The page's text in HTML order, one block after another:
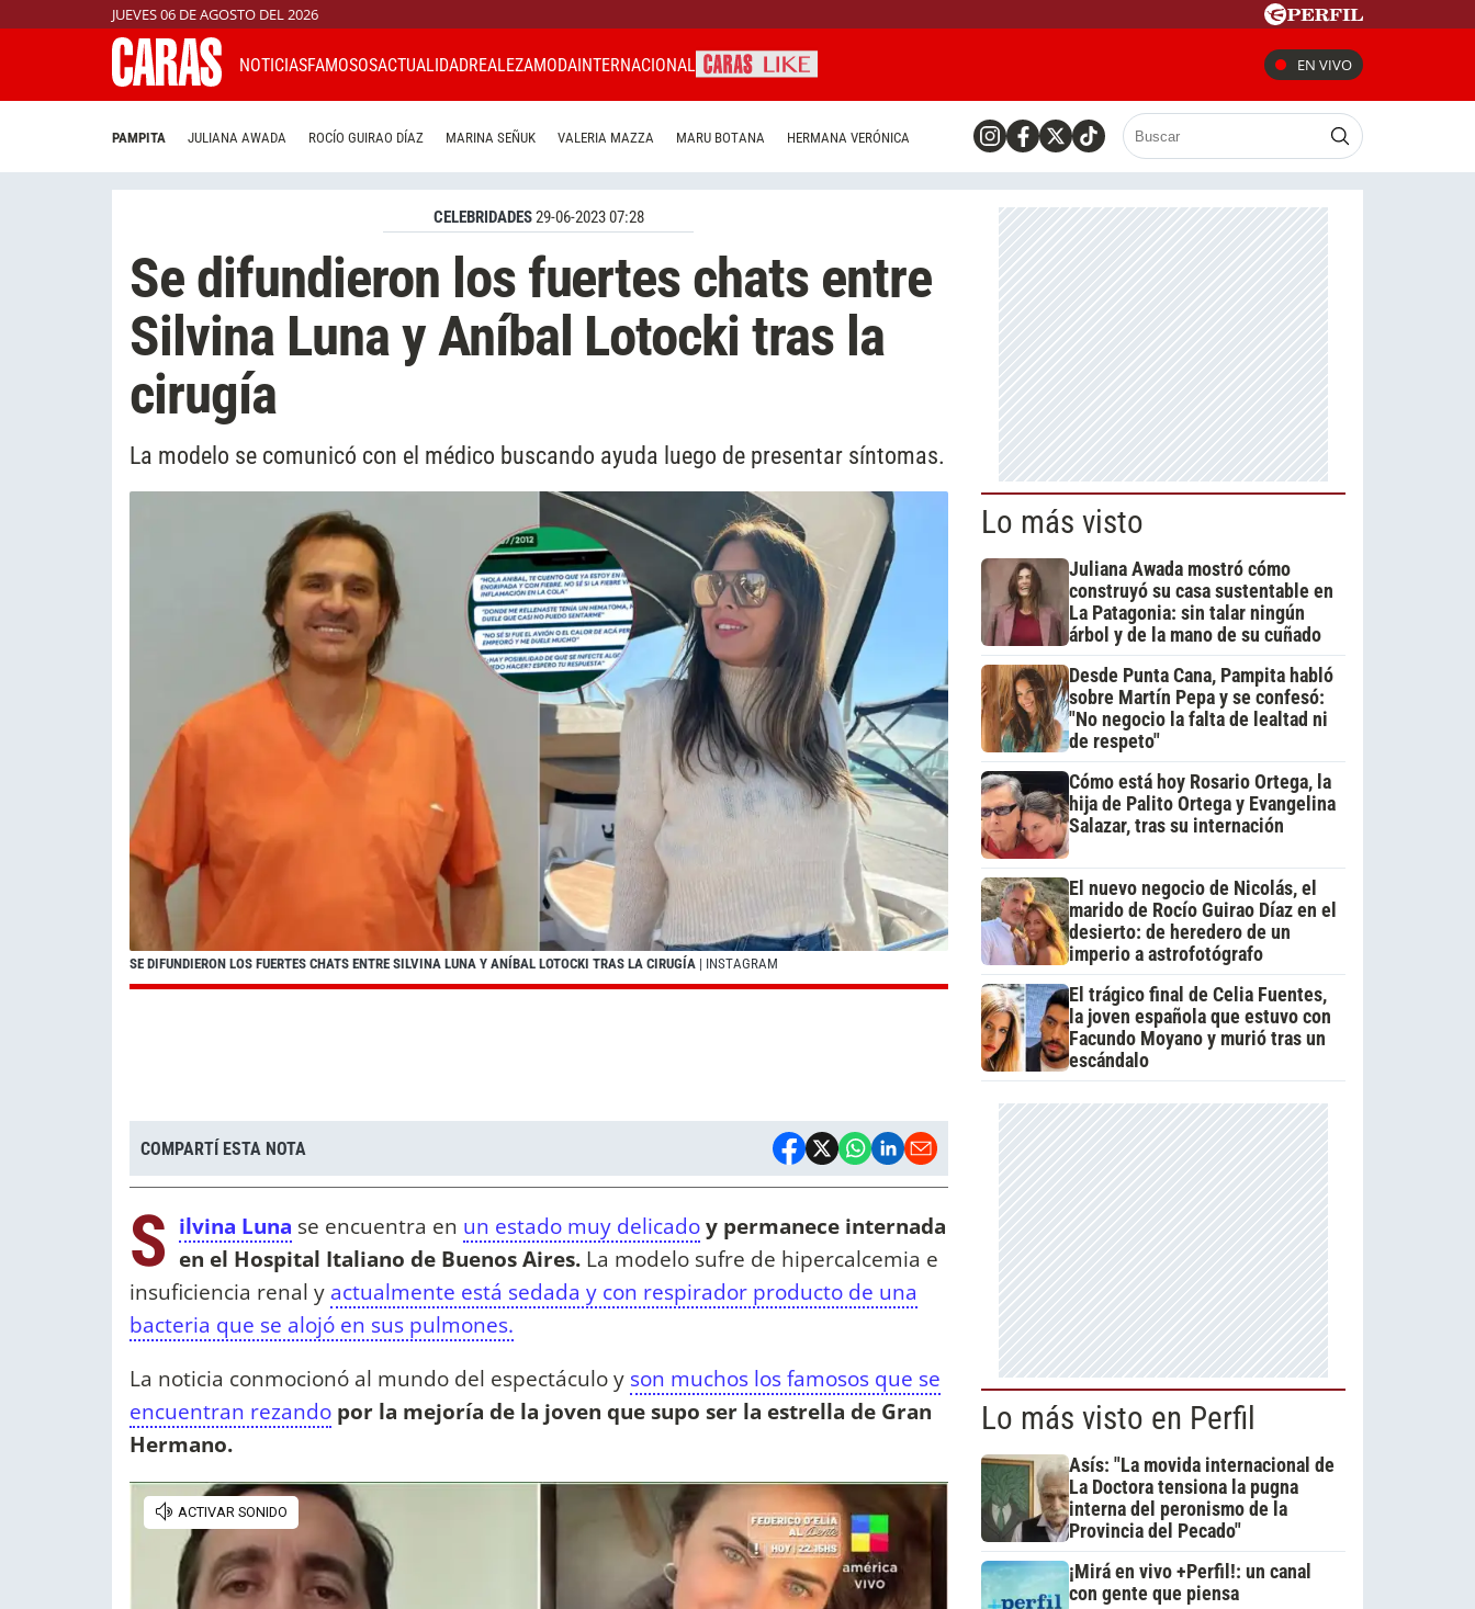
JUEVES 06 DE AGOSTO DEL 2026
NOTICIASFAMOSOSACTUALIDADREALEZAMODAINTERNACIONAL EN VIVO
PAMPITA JULIANA AWADA ROCÍO GUIRAO DÍAZ MARINA SEÑUK VALERIA MAZZA MARU BOTANA HERMANA VERÓNICA
CELEBRIDADES29-06-2023 07:28
Se difundieron los fuertes chats entre
Silvina Luna y Aníbal Lotocki tras la
cirugía
La modelo se comunicó con el médico buscando ayuda luego de presentar síntomas.
SE DIFUNDIERON LOS FUERTES CHATS ENTRE SILVINA LUNA Y ANÍBAL LOTOCKI TRAS LA CIRUGÍA | INSTAGRAM
COMPARTÍ ESTA NOTA
S ilvina Luna se encuentra en un estado muy delicadoy permanece internada
en el Hospital Italiano de Buenos Aires. La modelo sufre de hipercalcemia e
insuficiencia renal y actualmente está sedada y con respirador producto de una
bacteria que se alojó en sus pulmones.
La noticia conmocionó al mundo del espectáculo y son muchos los famosos que se
encuentran rezando por la mejoría de la joven que supo ser la estrella de Gran
Hermano.
Lo más visto
Juliana Awada mostró cómo
construyó su casa sustentable en
La Patagonia: sin talar ningún
árbol y de la mano de su cuñado
Desde Punta Cana, Pampita habló
sobre Martín Pepa y se confesó:
"No negocio la falta de lealtad ni
de respeto"
Cómo está hoy Rosario Ortega, la
hija de Palito Ortega y Evangelina
Salazar, tras su internación
El nuevo negocio de Nicolás, el
marido de Rocío Guirao Díaz en el
desierto: de heredero de un
imperio a astrofotógrafo
El trágico final de Celia Fuentes,
la joven española que estuvo con
Facundo Moyano y murió tras un
escándalo
Lo más visto en Perfil
Asís: "La movida internacional de
La Doctora tensiona la pugna
interna del peronismo de la
Provincia del Pecado"
¡Mirá en vivo +Perfil!: un canal
con gente que piensa